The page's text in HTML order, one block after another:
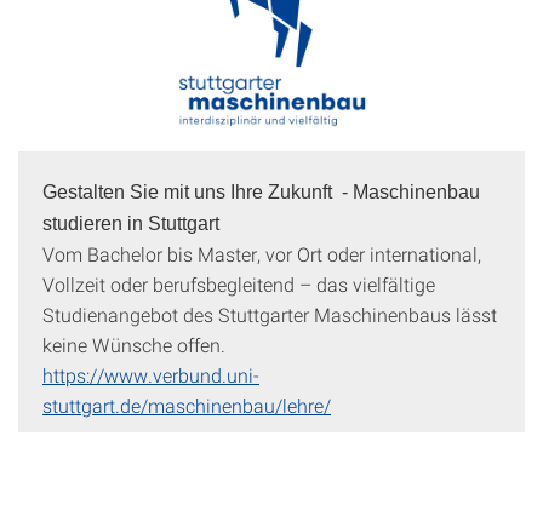
Gestalten Sie mit uns Ihre Zukunft - Maschinenbau
studieren in Stuttgart
Vom Bachelor bis Master, vor Ort oder international,
Vollzeit oder berufsbegleitend – das vielfältige
Studienangebot des Stuttgarter Maschinenbaus lässt
keine Wünsche offen.
https://www.verbund.uni-
stuttgart.de/maschinenbau/lehre/